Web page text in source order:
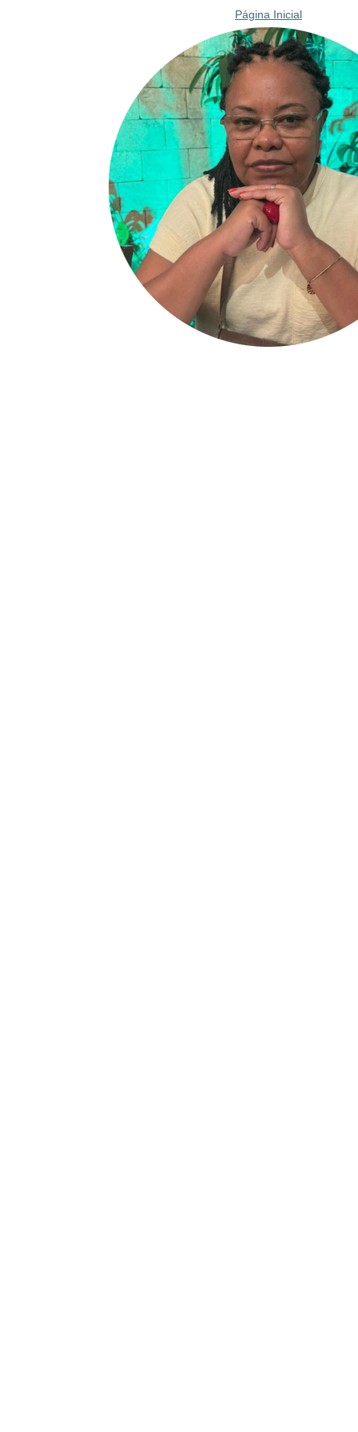
Página Inicial